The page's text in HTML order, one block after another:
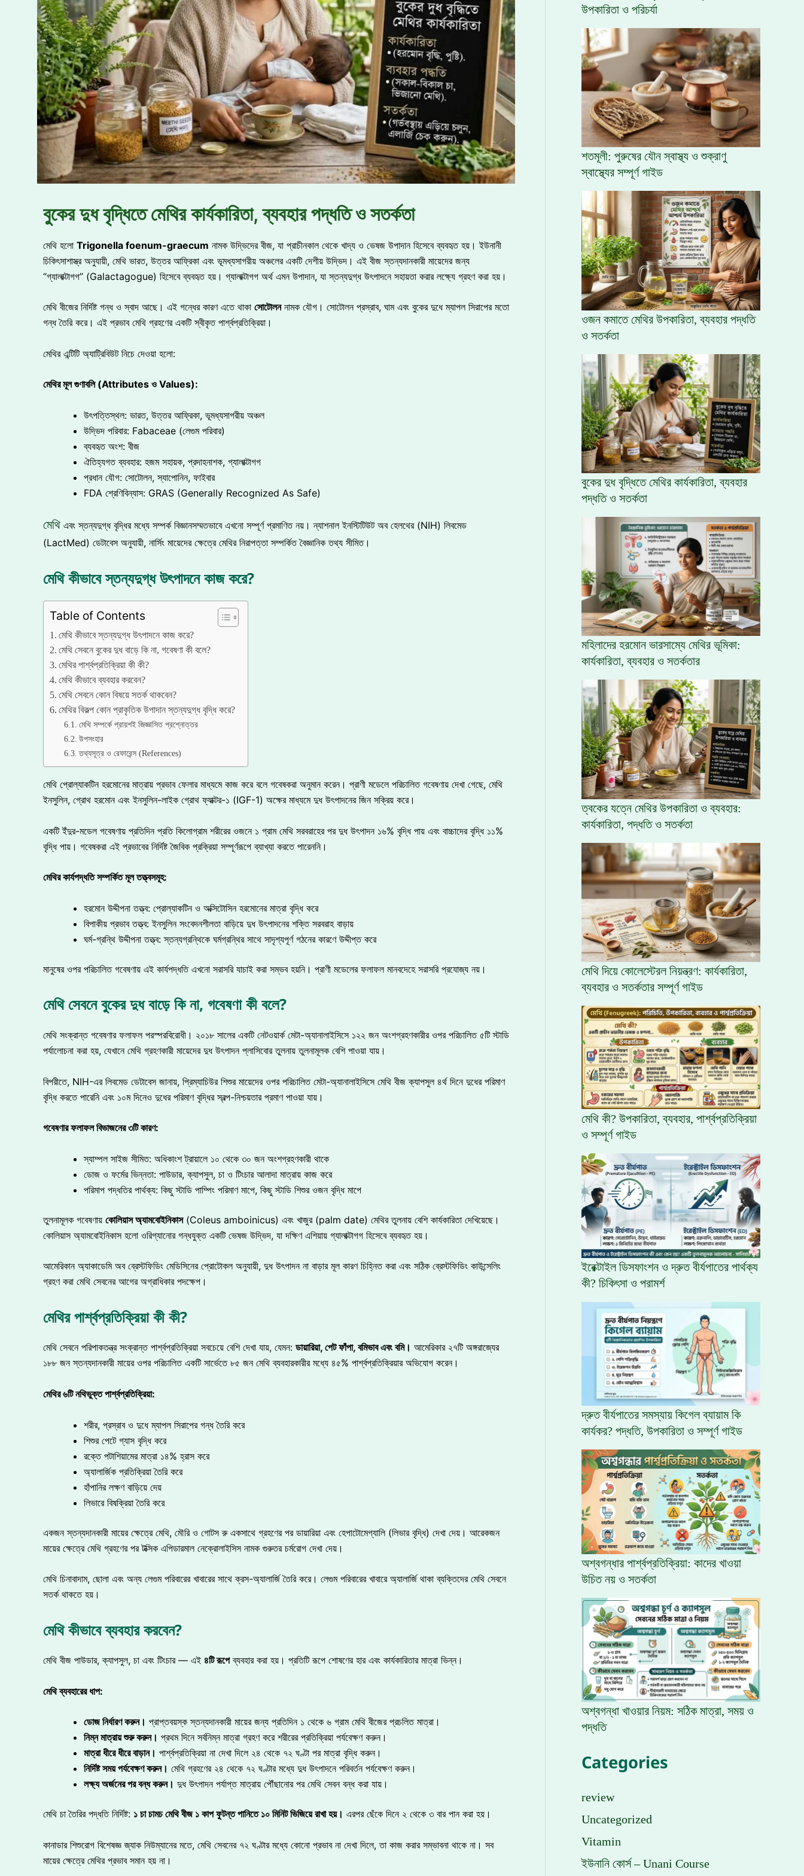
বুকের দুধ বৃদ্ধিতে মেথির কার্যকারিতা, ব্যবহার পদ্ধতি ও সতর্কতা
মেথি হলো Trigonella foenum-graecum নামক উদ্ভিদের বীজ, যা প্রাচীনকাল থেকে খাদ্য ও ভেষজ উপাদান হিসেবে ব্যবহৃত হয়। ইউনানী
চিকিৎসাশাস্ত্র অনুযায়ী, মেথি ভারত, উত্তর আফ্রিকা এবং ভূমধ্যসাগরীয় অঞ্চলের একটি দেশীয় উদ্ভিদ। এই বীজ স্তন্যদানকারী মায়েদের জন্য
“গ্যালাক্টাগগ” (Galactagogue) হিসেবে ব্যবহৃত হয়। গ্যালাক্টাগগ অর্থ এমন উপাদান, যা স্তন্যদুগ্ধ উৎপাদনে সহায়তা করার লক্ষ্যে গ্রহণ করা হয়।
মেথি বীজের নির্দিষ্ট গন্ধ ও স্বাদ আছে। এই গন্ধের কারণ এতে থাকা সোটোলননামক যৌগ। সোটোলন প্রস্রাব, ঘাম এবং বুকের দুধে ম্যাপল সিরাপের মতো
গন্ধ তৈরি করে। এই প্রভাব মেথি গ্রহণের একটি স্বীকৃত পার্শ্বপ্রতিক্রিয়া।
মেথির এন্টিটি অ্যাট্রিবিউট নিচে দেওয়া হলো:
মেথিরমূলগুণাবলি (Attributes ও Values):
উৎপত্তিস্থল: ভারত, উত্তর আফ্রিকা, ভূমধ্যসাগরীয় অঞ্চল
উদ্ভিদ পরিবার: Fabaceae (লেগুম পরিবার)
ব্যবহৃত অংশ: বীজ
ঐতিহ্যগত ব্যবহার: হজম সহায়ক, প্রদাহনাশক, গ্যালাক্টাগগ
প্রধান যৌগ: সোটোলন, স্যাপোনিন, ফাইবার
FDA শ্রেণিবিন্যাস: GRAS (Generally Recognized As Safe)
মেথি এবং স্তন্যদুগ্ধ বৃদ্ধির মধ্যে সম্পর্ক বিজ্ঞানসম্মতভাবে এখনো সম্পূর্ণ প্রমাণিত নয়। ন্যাশনাল ইনস্টিটিউট অব হেলথের (NIH) লিবমেড
(LactMed) ডেটাবেস অনুযায়ী, নার্সিং মায়েদের ক্ষেত্রে মেথির নিরাপত্তা সম্পর্কিত বৈজ্ঞানিক তথ্য সীমিত।
মেথি কীভাবে স্তন্যদুগ্ধ উৎপাদনে কাজ করে?
Table of Contents
মেথি কীভাবে স্তন্যদুগ্ধ উৎপাদনে কাজ করে?
মেথি সেবনে বুকের দুধ বাড়ে কি না, গবেষণা কী বলে?
মেথির পার্শ্বপ্রতিক্রিয়া কী কী?
মেথি কীভাবে ব্যবহার করবেন?
মেথি সেবনে কোন বিষয়ে সতর্ক থাকবেন?
মেথির বিকল্প কোন প্রাকৃতিক উপাদান স্তন্যদুগ্ধ বৃদ্ধি করে?
মেথি সম্পর্কে প্রায়শই জিজ্ঞাসিত প্রশ্নোত্তর
উপসংহার
তথ্যসূত্র ও রেফারেন্স (References)
মেথি প্রোল্যাকটিন হরমোনের মাত্রায় প্রভাব ফেলার মাধ্যমে কাজ করে বলে গবেষকরা অনুমান করেন। প্রাণী মডেলে পরিচালিত গবেষণায় দেখা গেছে, মেথি
ইনসুলিন, গ্রোথ হরমোন এবং ইনসুলিন-লাইক গ্রোথ ফ্যাক্টর-১ (IGF-1) অক্ষের মাধ্যমে দুধ উৎপাদনের জিন সক্রিয় করে।
একটি ইঁদুর-মডেল গবেষণায় প্রতিদিন প্রতি কিলোগ্রাম শরীরের ওজনে ১ গ্রাম মেথি সরবরাহের পর দুধ উৎপাদন ১৬% বৃদ্ধি পায় এবং বাচ্চাদের বৃদ্ধি ১১%
বৃদ্ধি পায়। গবেষকরা এই প্রভাবের নির্দিষ্ট জৈবিক প্রক্রিয়া সম্পূর্ণরূপে ব্যাখ্যা করতে পারেননি।
মেথিরকার্যপদ্ধতিসম্পর্কিতমূলতত্ত্বসমূহ:
হরমোন উদ্দীপনা তত্ত্ব: প্রোল্যাকটিন ও অক্সিটোসিন হরমোনের মাত্রা বৃদ্ধি করে
বিপাকীয় প্রভাব তত্ত্ব: ইনসুলিন সংবেদনশীলতা বাড়িয়ে দুধ উৎপাদনের শক্তি সরবরাহ বাড়ায়
ঘর্ম-গ্রন্থি উদ্দীপনা তত্ত্ব: স্তন্যগ্রন্থিকে ঘর্মগ্রন্থির সাথে সাদৃশ্যপূর্ণ গঠনের কারণে উদ্দীপ্ত করে
মানুষের ওপর পরিচালিত গবেষণায় এই কার্যপদ্ধতি এখনো সরাসরি যাচাই করা সম্ভব হয়নি। প্রাণী মডেলের ফলাফল মানবদেহে সরাসরি প্রযোজ্য নয়।
মেথি সেবনে বুকের দুধ বাড়ে কি না, গবেষণা কী বলে?
মেথি সংক্রান্ত গবেষণার ফলাফল পরস্পরবিরোধী। ২০১৮ সালের একটি নেটওয়ার্ক মেটা-অ্যানালাইসিসে ১২২ জন অংশগ্রহণকারীর ওপর পরিচালিত ৫টি স্টাডি
পর্যালোচনা করা হয়, যেখানে মেথি গ্রহণকারী মায়েদের দুধ উৎপাদন প্লাসিবোর তুলনায় তুলনামূলক বেশি পাওয়া যায়।
বিপরীতে, NIH-এর লিবমেড ডেটাবেস জানায়, প্রিম্যাচিউর শিশুর মায়েদের ওপর পরিচালিত মেটা-অ্যানালাইসিসে মেথি বীজ ক্যাপসুল ৪র্থ দিনে দুধের পরিমাণ
বৃদ্ধি করতে পারেনি এবং ১০ম দিনেও দুধের পরিমাণ বৃদ্ধির স্বল্প-নিশ্চয়তার প্রমাণ পাওয়া যায়।
গবেষণারফলাফলবিভাজনের৩টিকারণ:
স্যাম্পল সাইজ সীমিত: অধিকাংশ ট্রায়ালে ১০ থেকে ৩০ জন অংশগ্রহণকারী থাকে
ডোজ ও ফর্মের ভিন্নতা: পাউডার, ক্যাপসুল, চা ও টিংচার আলাদা মাত্রায় কাজ করে
পরিমাপ পদ্ধতির পার্থক্য: কিছু স্টাডি পাম্পিং পরিমাণ মাপে, কিছু স্টাডি শিশুর ওজন বৃদ্ধি মাপে
তুলনামূলক গবেষণায় কোলিয়াসঅ্যামবোইনিকাস(Coleus amboinicus) এবং খাজুর (palm date) মেথির তুলনায় বেশি কার্যকারিতা দেখিয়েছে।
কোলিয়াস অ্যামবোইনিকাস হলো ওরিগ্যানোর গন্ধযুক্ত একটি ভেষজ উদ্ভিদ, যা দক্ষিণ এশিয়ায় গ্যালাক্টাগগ হিসেবে ব্যবহৃত হয়।
আমেরিকান অ্যাকাডেমি অব ব্রেস্টফিডিং মেডিসিনের প্রোটোকল অনুযায়ী, দুধ উৎপাদন না বাড়ার মূল কারণ চিহ্নিত করা এবং সঠিক ব্রেস্টফিডিং কাউন্সেলিং
গ্রহণ করা মেথি সেবনের আগের অগ্রাধিকার পদক্ষেপ।
মেথির পার্শ্বপ্রতিক্রিয়া কী কী?
মেথি সেবনে পরিপাকতন্ত্র সংক্রান্ত পার্শ্বপ্রতিক্রিয়া সবচেয়ে বেশি দেখা যায়, যেমন: ডায়ারিয়া, পেটফাঁপা, বমিভাবএবংবমি। আমেরিকার ২৭টি অঙ্গরাজ্যের
১৮৮ জন স্তন্যদানকারী মায়ের ওপর পরিচালিত একটি সার্ভেতে ৮৫ জন মেথি ব্যবহারকারীর মধ্যে ৪৫% পার্শ্বপ্রতিক্রিয়ার অভিযোগ করেন।
মেথির৬টিনথিভুক্তপার্শ্বপ্রতিক্রিয়া:
শরীর, প্রস্রাব ও দুধে ম্যাপল সিরাপের গন্ধ তৈরি করে
শিশুর পেটে গ্যাস বৃদ্ধি করে
রক্তে পটাশিয়ামের মাত্রা ১৪% হ্রাস করে
অ্যালার্জিক প্রতিক্রিয়া তৈরি করে
হাঁপানির লক্ষণ বাড়িয়ে দেয়
লিভারে বিষক্রিয়া তৈরি করে
একজন স্তন্যদানকারী মায়ের ক্ষেত্রে মেথি, মৌরি ও গোটস রু একসাথে গ্রহণের পর ডায়ারিয়া এবং হেপাটোমেগ্যালি (লিভার বৃদ্ধি) দেখা দেয়। আরেকজন
মায়ের ক্ষেত্রে মেথি গ্রহণের পর টক্সিক এপিডারমাল নেক্রোলাইসিস নামক গুরুতর চর্মরোগ দেখা দেয়।
মেথি চিনাবাদাম, ছোলা এবং অন্য লেগুম পরিবারের খাবারের সাথে ক্রস-অ্যালার্জি তৈরি করে। লেগুম পরিবারের খাবারে অ্যালার্জি থাকা ব্যক্তিদের মেথি সেবনে
সতর্ক থাকতে হয়।
মেথি কীভাবে ব্যবহার করবেন?
মেথি বীজ পাউডার, ক্যাপসুল, চা এবং টিংচার — এই ৪টিরূপেব্যবহার করা হয়। প্রতিটি রূপে শোষণের হার এবং কার্যকারিতার মাত্রা ভিন্ন।
মেথিব্যবহারেরধাপ:
ডোজ নির্ধারণ করুন। প্রাপ্তবয়স্ক স্তন্যদানকারী মায়ের জন্য প্রতিদিন ১ থেকে ৬ গ্রাম মেথি বীজের প্রচলিত মাত্রা।
নিম্ন মাত্রায় শুরু করুন। প্রথম দিনে সর্বনিম্ন মাত্রা গ্রহণ করে শরীরের প্রতিক্রিয়া পর্যবেক্ষণ করুন।
মাত্রা ধীরে ধীরে বাড়ান। পার্শ্বপ্রতিক্রিয়া না দেখা দিলে ২৪ থেকে ৭২ ঘণ্টা পর মাত্রা বৃদ্ধি করুন।
নির্দিষ্ট সময় পর্যবেক্ষণ করুন। মেথি গ্রহণের ২৪ থেকে ৭২ ঘণ্টার মধ্যে দুধ উৎপাদনে পরিবর্তন পর্যবেক্ষণ করুন।
লক্ষ্য অর্জনের পর বন্ধ করুন। দুধ উৎপাদন পর্যাপ্ত মাত্রায় পৌঁছানোর পর মেথি সেবন বন্ধ করা যায়।
মেথি চা তৈরির পদ্ধতি নির্দিষ্ট: ১ চাচামচমেথিবীজ ১ কাপফুটন্তপানিতে১০ মিনিটভিজিয়েরাখাহয়। এরপর ছেঁকে দিনে ২ থেকে ৩ বার পান করা হয়।
কানাডার শিশুরোগ বিশেষজ্ঞ জ্যাক নিউম্যানের মতে, মেথি সেবনের ৭২ ঘণ্টার মধ্যে কোনো প্রভাব না দেখা দিলে, তা কাজ করার সম্ভাবনা থাকে না। সব
মায়ের ক্ষেত্রে মেথির প্রভাব সমান হয় না।
উপকারিতা ও পরিচর্যা
শতমূলী: পুরুষের যৌন স্বাস্থ্য ও শুক্রাণু
স্বাস্থ্যের সম্পূর্ণ গাইড
ওজন কমাতে মেথির উপকারিতা, ব্যবহার পদ্ধতি
ও সতর্কতা
বুকের দুধ বৃদ্ধিতে মেথির কার্যকারিতা, ব্যবহার
পদ্ধতি ও সতর্কতা
মহিলাদের হরমোন ভারসাম্যে মেথির ভূমিকা:
কার্যকারিতা, ব্যবহার ও সতর্কতার
ত্বকের যত্নে মেথির উপকারিতা ও ব্যবহার:
কার্যকারিতা, পদ্ধতি ও সতর্কতা
মেথি দিয়ে কোলেস্টেরল নিয়ন্ত্রণ: কার্যকারিতা,
ব্যবহার ও সতর্কতার সম্পূর্ণ গাইড
মেথি কী? উপকারিতা, ব্যবহার, পার্শ্বপ্রতিক্রিয়া
ও সম্পূর্ণ গাইড
ইরেক্টাইল ডিসফাংশন ও দ্রুত বীর্যপাতের পার্থক্য
কী? চিকিৎসা ও পরামর্শ
দ্রুত বীর্যপাতের সমস্যায় কিগেল ব্যায়াম কি
কার্যকর? পদ্ধতি, উপকারিতা ও সম্পূর্ণ গাইড
অশ্বগন্ধার পার্শ্বপ্রতিক্রিয়া: কাদের খাওয়া
উচিত নয় ও সতর্কতা
অশ্বগন্ধা খাওয়ার নিয়ম: সঠিক মাত্রা, সময় ও
পদ্ধতি
Categories
review
Uncategorized
Vitamin
ইউনানি কোর্স – Unani Course